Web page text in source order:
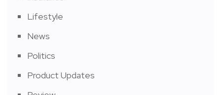
Lifestyle
News
Politics
Product Updates